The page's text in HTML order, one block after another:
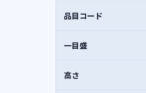
品目コード
一目盛
高さ